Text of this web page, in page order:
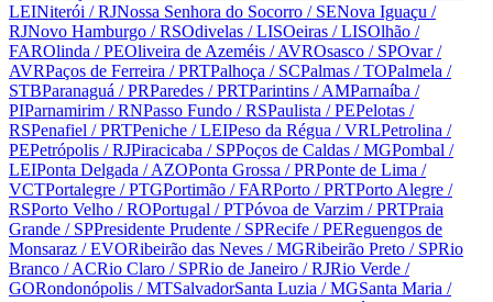
LEINiterói / RJNossa Senhora do Socorro / SENova Iguaçu /
RJNovo Hamburgo / RSOdivelas / LISOeiras / LISOlhão /
FAROlinda / PEOliveira de Azeméis / AVROsasco / SPOvar/
AVRPaços de Ferreira / PRTPalhoça / SCPalmas / TOPalmela /
STBParanaguá / PRParedes / PRTParintins / AMParnaíba /
PIParnamirim / RNPasso Fundo / RSPaulista / PEPelotas /
RSPenafiel / PRTPeniche / LEIPeso da Régua / VRLPetrolina /
PEPetrópolis / RJPiracicaba / SPPoços de Caldas / MGPombal /
LEIPonta Delgada / AZOPonta Grossa / PRPonte de Lima /
VCTPortalegre / PTGPortimão / FARPorto / PRTPorto Alegre /
RSPorto Velho / ROPortugal / PTPóvoa de Varzim / PRTPraia
Grande / SPPresidente Prudente / SPRecife / PEReguengos de
Monsaraz / EVORibeirão das Neves / MGRibeirão Preto / SPRio
Branco / ACRio Claro / SPRio de Janeiro / RJRio Verde /
GORondonópolis / MTSalvadorSanta Luzia / MGSanta Maria /